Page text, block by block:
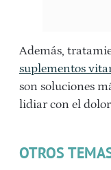
Además,
suplementos
son soluciones
lidiar con el
OTROS